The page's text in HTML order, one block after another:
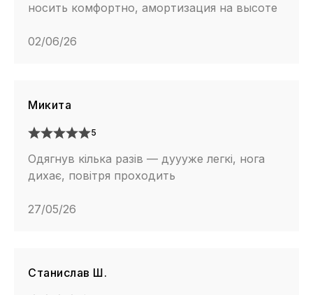
носить комфортно, амортизация на высоте
02/06/26
Микита
5
Одягнув кілька разів — дуууже легкі, нога
дихає, повітря проходить
27/05/26
Станислав Ш.